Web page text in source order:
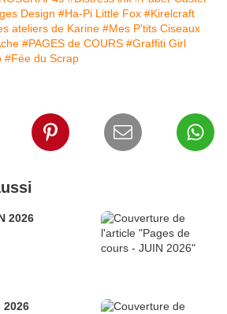
Design #Ha-Pi Little Fox #Kirelcraft
ateliers de Karine #Mes P'tits Ciseaux
#PAGES de COURS #Graffiti Girl
#Fée du Scrap
2026
2026